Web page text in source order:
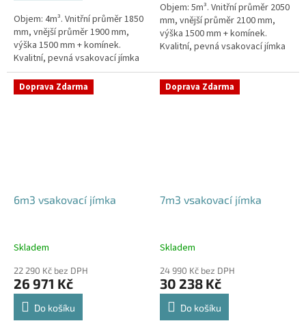
Objem: 4m³. Vnitřní průměr 1850
mm, vnější průměr 1900 mm,
výška 1500 mm + komínek.
Kvalitní, pevná vsakovací jímka
(nádrž) bez potřeby
obetonování Průměr přítoku a
odtoku +...
hvězdiček.
Objem: 5m³. Vnitřní průměr 2050
mm, vnější průměr 2100 mm,
výška 1500 mm + komínek.
Kvalitní, pevná vsakovací jímka
obetonování Průměr přítoku a
odtoku +...
Doprava Zdarma
6m3 vsakovací jímka
Skladem
22 290 Kč bez DPH
26 971 Kč
Do košíku
Doprava Zdarma
7m3 vsakovací jímka
Skladem
24 990 Kč bez DPH
30 238 Kč
Do košíku